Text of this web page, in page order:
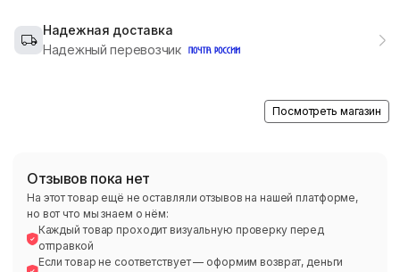
Надежная доставка
Надежный перевозчик
Посмотреть магазин
Отзывов пока нет
На этот товар ещё не оставляли отзывов на нашей платформе,
но вот что мы знаем о нём:
Каждый товар проходит визуальную проверку перед
отправкой
Если товар не соответствует — оформим возврат, деньги